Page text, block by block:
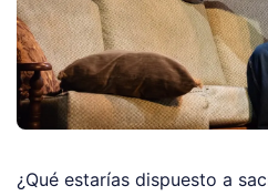
¿Qué estarías dispuesto a